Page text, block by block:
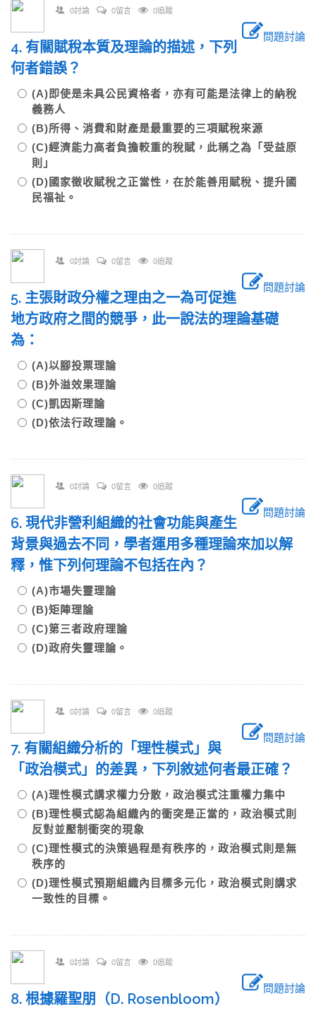
0討論 0留言 0追蹤
問題討論
4. 有關賦稅本質及理論的描述，下列
何者錯誤？
(A)即使是未具公民資格者，亦有可能是法律上的納稅
義務人
(B)所得、消費和財產是最重要的三項賦稅來源
(C)經濟能力高者負擔較重的稅賦，此稱之為「受益原
則」
(D)國家徵收賦稅之正當性，在於能善用賦稅、提升國
民福祉。
0討論 0留言 0追蹤
問題討論
5. 主張財政分權之理由之一為可促進
地方政府之間的競爭，此一說法的理論基礎
為：
(A)以腳投票理論
(B)外溢效果理論
(C)凱因斯理論
(D)依法行政理論。
0討論 0留言 0追蹤
問題討論
6. 現代非營利組織的社會功能與產生
背景與過去不同，學者運用多種理論來加以解
釋，惟下列何理論不包括在內？
(A)市場失靈理論
(B)矩陣理論
(C)第三者政府理論
(D)政府失靈理論。
0討論 0留言 0追蹤
問題討論
7. 有關組織分析的「理性模式」與
「政治模式」的差異，下列敘述何者最正確？
(A)理性模式講求權力分散，政治模式注重權力集中
(B)理性模式認為組織內的衝突是正當的，政治模式則
反對並壓制衝突的現象
(C)理性模式的決策過程是有秩序的，政治模式則是無
秩序的
(D)理性模式預期組織內目標多元化，政治模式則講求
一致性的目標。
0討論 0留言 0追蹤
問題討論
8. 根據羅聖朋（D. Rosenbloom）